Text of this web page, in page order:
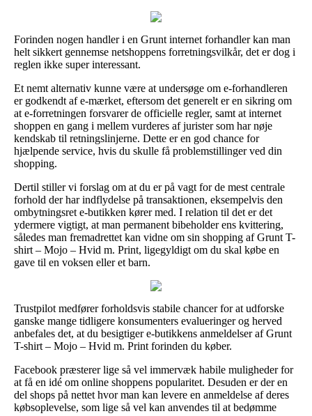
Forinden nogen handler i en Grunt internet forhandler kan man
helt sikkert gennemse netshoppens forretningsvilkår, det er dog i
reglen ikke super interessant.
Et nemt alternativ kunne være at undersøge om e-forhandleren
er godkendt af e-mærket, eftersom det generelt er en sikring om
at e-forretningen forsvarer de officielle regler, samt at internet
shoppen en gang i mellem vurderes af jurister som har nøje
kendskab til retningslinjerne. Dette er en god chance for
hjælpende service, hvis du skulle få problemstillinger ved din
shopping.
Dertil stiller vi forslag om at du er på vagt for de mest centrale
forhold der har indflydelse på transaktionen, eksempelvis den
ombytningsret e-butikken kører med. I relation til det er det
ydermere vigtigt, at man permanent bibeholder ens kvittering,
således man fremadrettet kan vidne om sin shopping af Grunt T-
shirt – Mojo – Hvid m. Print, ligegyldigt om du skal købe en
gave til en voksen eller et barn.
Trustpilot medfører forholdsvis stabile chancer for at udforske
ganske mange tidligere konsumenters evalueringer og herved
anbefales det, at du besigtiger e-butikkens anmeldelser af Grunt
T-shirt – Mojo – Hvid m. Print forinden du køber.
Facebook præsterer lige så vel immervæk habile muligheder for
at få en idé om online shoppens popularitet. Desuden er der en
del shops på nettet hvor man kan levere en anmeldelse af deres
købsoplevelse, som lige så vel kan anvendes til at bedømme